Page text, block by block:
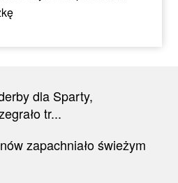
dla Sparty,
tr...
zapachniało świeżym